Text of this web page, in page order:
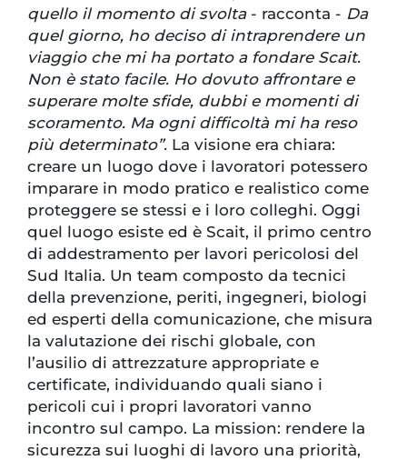
quello il momento di svolta - racconta - Da
quel giorno, ho deciso di intraprendere un
viaggio che mi ha portato a fondare Scait.
Non è stato facile. Ho dovuto affrontare e
superare molte sfide, dubbi e momenti di
scoramento. Ma ogni difficoltà mi ha reso
più determinato”. La visione era chiara:
creare un luogo dove i lavoratori potessero
imparare in modo pratico e realistico come
proteggere se stessi e i loro colleghi. Oggi
quel luogo esiste ed è Scait, il primo centro
di addestramento per lavori pericolosi del
Sud Italia. Un team composto da tecnici
della prevenzione, periti, ingegneri, biologi
ed esperti della comunicazione, che misura
la valutazione dei rischi globale, con
l’ausilio di attrezzature appropriate e
certificate, individuando quali siano i
pericoli cui i propri lavoratori vanno
incontro sul campo. La mission: rendere la
sicurezza sui luoghi di lavoro una priorità,